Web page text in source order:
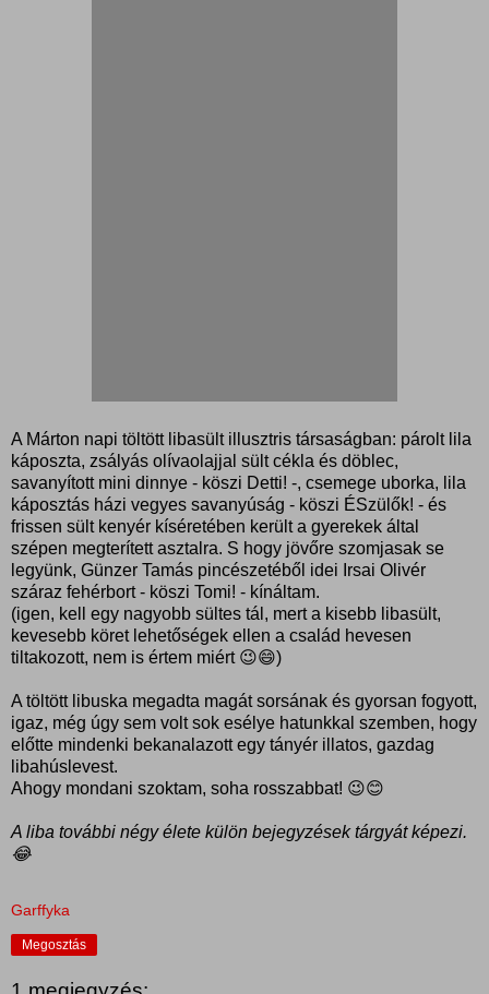
A Márton napi töltött libasült illusztris társaságban: párolt lila
káposzta, zsályás olívaolajjal sült cékla és döblec,
savanyított mini dinnye - köszi Detti! -, csemege uborka, lila
káposztás házi vegyes savanyúság - köszi ÉSzülők! - és
frissen sült kenyér kíséretében került a gyerekek által
szépen megterített asztalra. S hogy jövőre szomjasak se
legyünk, Günzer Tamás pincészetéből idei Irsai Olivér
száraz fehérbort - köszi Tomi! - kínáltam.
(igen, kell egy nagyobb sültes tál, mert a kisebb libasült,
kevesebb köret lehetőségek ellen a család hevesen
tiltakozott, nem is értem miért 😉😄)
A töltött libuska megadta magát sorsának és gyorsan fogyott,
igaz, még úgy sem volt sok esélye hatunkkal szemben, hogy
előtte mindenki bekanalazott egy tányér illatos, gazdag
libahúslevest.
Ahogy mondani szoktam, soha rosszabbat! 😉😊
A liba további négy élete külön bejegyzések tárgyát képezi.
😂
Garffyka
Megosztás